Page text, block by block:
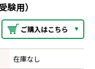
用）
ご購入はこちら
在庫なし